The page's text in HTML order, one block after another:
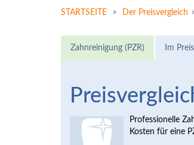
STARTSEITE Der Preisvergleich
Zahnreinigung (PZR) Im
Professionelle
Kosten für eine